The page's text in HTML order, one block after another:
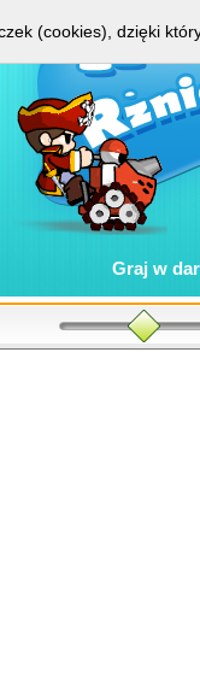
Graj w
(cookies), dzięki